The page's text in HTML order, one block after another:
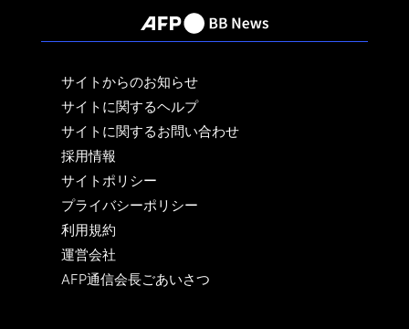
サイトからのお知らせ
サイトに関するヘルプ
サイトに関するお問い合わせ
採用情報
サイトポリシー
プライバシーポリシー
利用規約
運営会社
AFP通信会長ごあいさつ